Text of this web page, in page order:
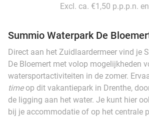
Excl. ca. €1,50 p.p.p.n.
Summio Waterpark De
Direct aan het Zuidlaardermeer vind je
De Bloemert met volop mogelijkheden
watersportactiviteiten in de zomer.
timeop dit vakantiepark in Drenthe,
de ligging aan het water. Je kunt hier
bij je accommodatie of op het centrale